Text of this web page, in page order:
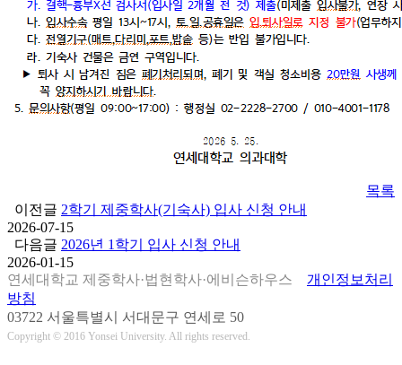
목록
이전글 2학기 제중학사(기숙사) 입사 신청 안내
2026-07-15
다음글 2026년 1학기 입사 신청 안내
2026-01-15
연세대학교 제중학사·법현학사·에비슨하우스
개인정보처리
방침
03722 서울특별시 서대문구 연세로 50
Copyright © 2016 Yonsei University. All rights reserved.